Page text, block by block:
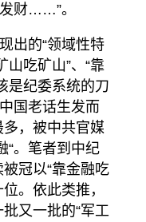
财……”。
出的“领域性特
山吃矿山”、“靠
是纪委系统的刀
国老话生发而
，被中共官媒
“。笔者到中纪
冠以“靠金融吃
。依此类推，
又一批的“军工